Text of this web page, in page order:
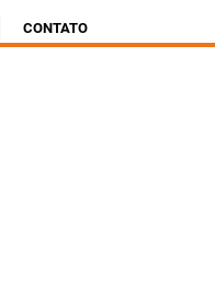
CONTATO